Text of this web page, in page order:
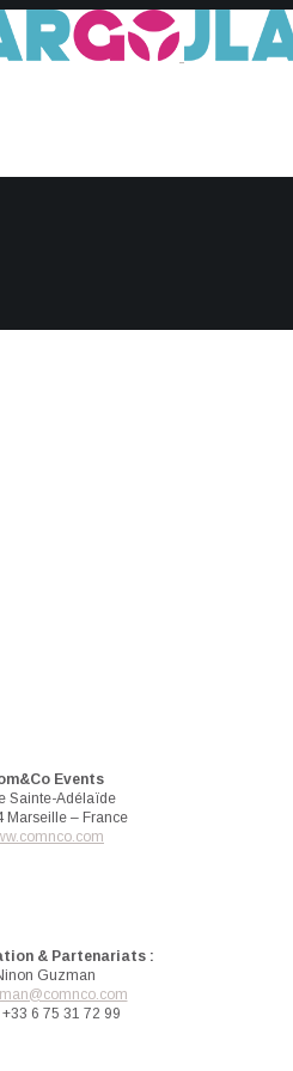
Events
Sainte-Adélaïde
Marseille – France
& Partenariats :
Guzman
+33 6 75 31 72 99